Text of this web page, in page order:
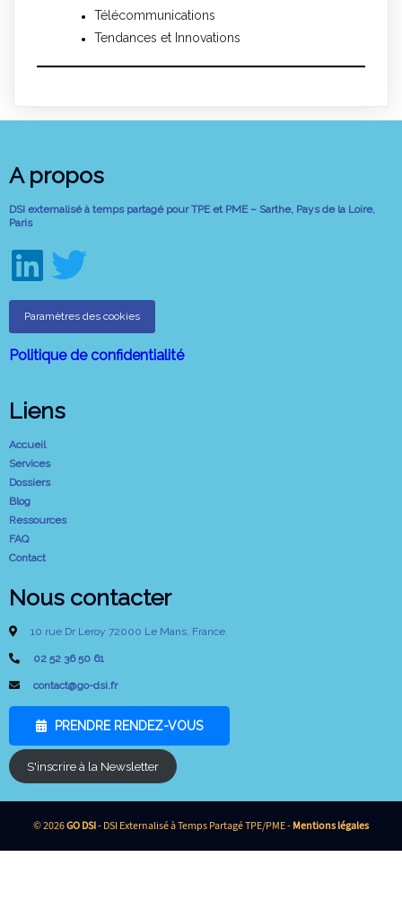
Télécommunications
Tendances et Innovations
A propos
DSI externalisé à temps partagé pour TPE et PME – Sarthe, Pays de la Loire,
Paris
Paramètres des cookies
Politique de confidentialité
Liens
Accueil
Services
Dossiers
Blog
Ressources
FAQ
Contact
Nous contacter
10 rue Dr Leroy 72000 Le Mans, France.
02 52 36 50 61
contact@go-dsi.fr
PRENDRE RENDEZ-VOUS
S'inscrire à la Newsletter
© 2026GO DSI- DSI Externalisé à Temps Partagé TPE/PME -Mentions légales